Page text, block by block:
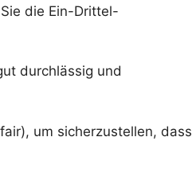
die Ein-Drittel-
durchlässig und
um sicherzustellen, dass